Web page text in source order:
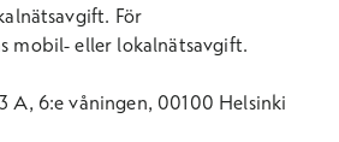
För
mobil- eller lokalnätsavgift.
A, 6:e våningen, 00100 Helsinki